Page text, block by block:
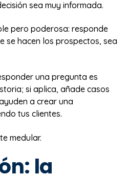
sea muy informada.
pero poderosa: responde
se hacen los prospectos, sea
una pregunta es
si aplica, añade casos
a crear una
tus clientes.
medular.
la